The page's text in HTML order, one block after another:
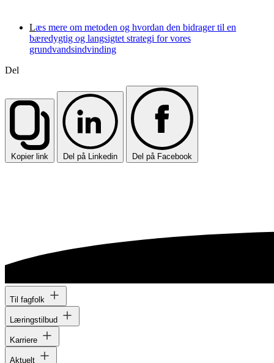
Læs mere om metoden og hvordan den bidrager til en
bæredygtig og langsigtet strategi for vores
grundvandsindvinding
Del
Kopier link Del på Linkedin Del på Facebook
Til fagfolk
Læringstilbud
Karriere
Aktuelt